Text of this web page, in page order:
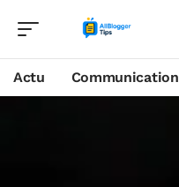
Actu Communication